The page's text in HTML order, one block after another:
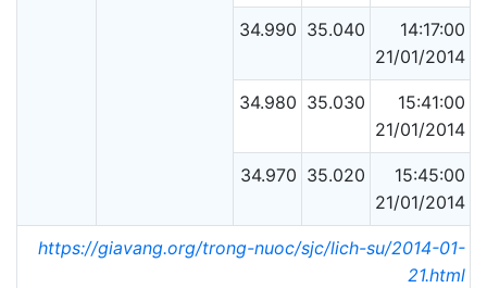
34.990 35.040
14:17:00
21/01/2014
34.980 35.030
15:41:00
21/01/2014
34.970 35.020
15:45:00
21/01/2014
https://giavang.org/trong-nuoc/sjc/lich-su/2014-01-
21.html